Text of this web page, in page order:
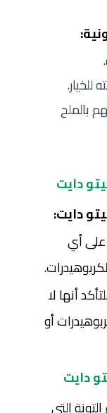
بالملح
دايت
دايت:
أي
أنها لا
أو
دايت
التي